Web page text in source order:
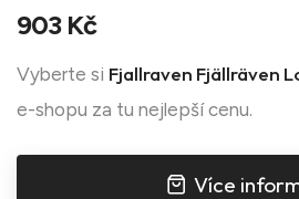
903 Kč
Vyberte si Fjallraven Fjällräven
e-shopu za tu nejlepší cenu.
Více